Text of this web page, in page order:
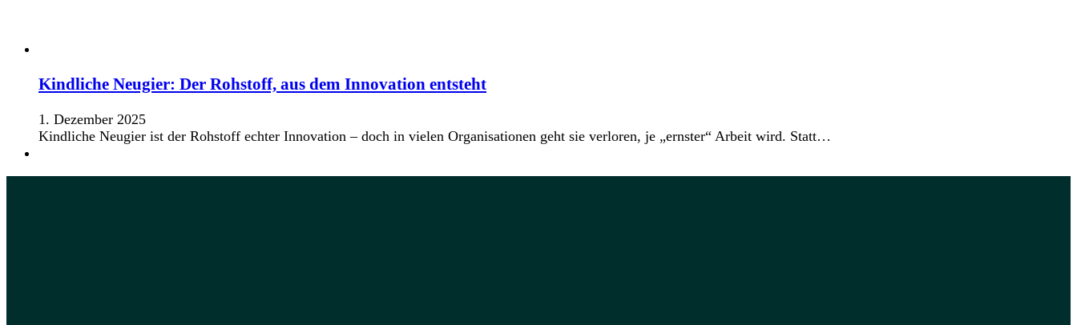
Kindliche Neugier: Der Rohstoff, aus dem Innovation entsteht
1. Dezember 2025
Kindliche Neugier ist der Rohstoff echter Innovation – doch in vielen Organisationen geht sie verloren, je „ernster“ Arbeit wird. Statt…